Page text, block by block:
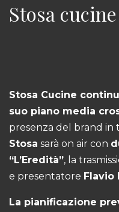
Stosa
Stosa Cucine
suo piano media
presenza del brand in
Stosa sarà on air con
“L’Eredità”, la
e presentatore Flavio
La pianificazione